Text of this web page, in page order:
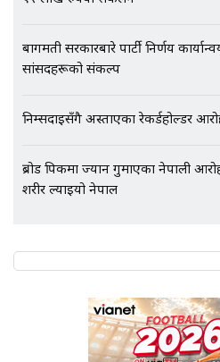
बागमती सरकारबारे पार्टी निर्णय
सांसदहरूको संकल्प
निम्सदाइसँगै अस्ताएका रेकर्डहोल्डर
ब्रोड पिकमा ज्यान गुमाएका नेपाली
शरीर ल्याइयो नेपाल